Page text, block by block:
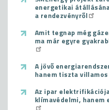
energetikai
a rendezvényről
Amit tegnap még
ma már egyre
A jövő
hanem tiszta
Az ipar
klímavédelmi, hanem